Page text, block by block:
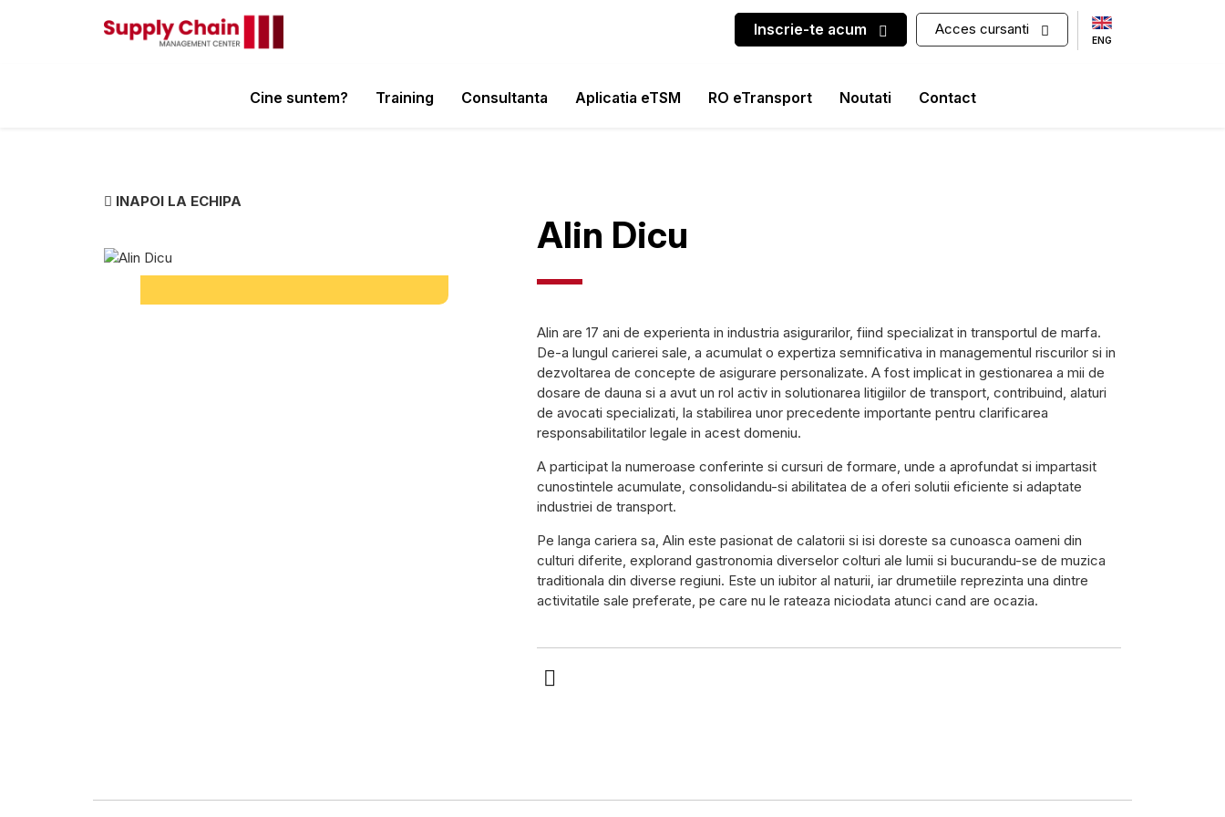
Inscrie-te acum Acces cursanti
ENG
Cine suntem? Training Consultanta Aplicatia eTSM RO eTransport Noutati Contact
INAPOI LA ECHIPA
Alin Dicu
Alin are 17 ani de experienta in industria asigurarilor, fiind specializat in transportul de marfa.
De-a lungul carierei sale, a acumulat o expertiza semnificativa in managementul riscurilor si in
dezvoltarea de concepte de asigurare personalizate. A fost implicat in gestionarea a mii de
dosare de dauna si a avut un rol activ in solutionarea litigiilor de transport, contribuind, alaturi
de avocati specializati, la stabilirea unor precedente importante pentru clarificarea
responsabilitatilor legale in acest domeniu.
A participat la numeroase conferinte si cursuri de formare, unde a aprofundat si impartasit
cunostintele acumulate, consolidandu-si abilitatea de a oferi solutii eficiente si adaptate
industriei de transport.
Pe langa cariera sa, Alin este pasionat de calatorii si isi doreste sa cunoasca oameni din
culturi diferite, explorand gastronomia diverselor colturi ale lumii si bucurandu-se de muzica
traditionala din diverse regiuni. Este un iubitor al naturii, iar drumetiile reprezinta una dintre
activitatile sale preferate, pe care nu le rateaza niciodata atunci cand are ocazia.